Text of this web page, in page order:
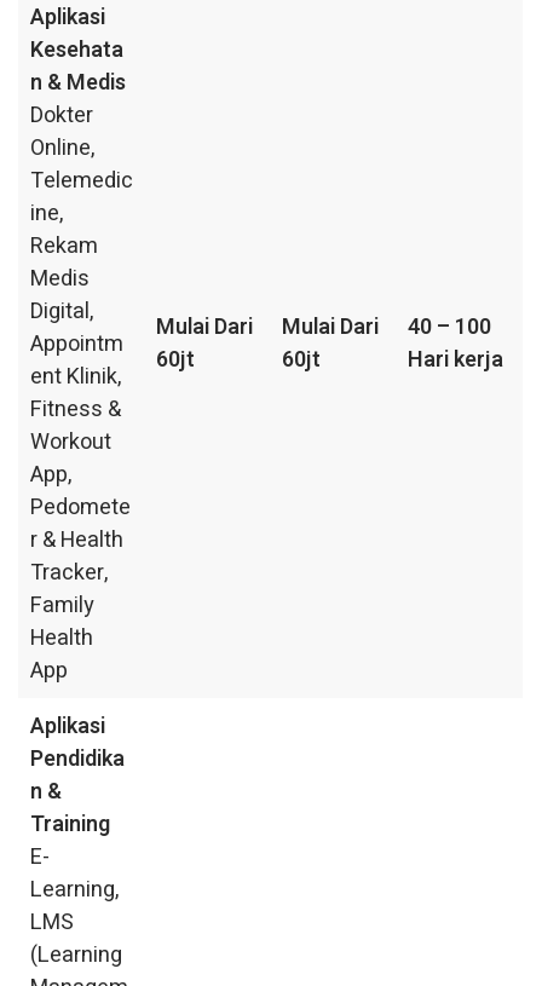
Aplikasi
Kesehata
n & Medis
Dokter
Online,
Telemedic
ine,
Rekam
Medis
Digital,
Appointm
ent Klinik,
Fitness &
Workout
App,
Pedomete
r & Health
Tracker,
Family
Health
App
Mulai Dari
60jt
Mulai Dari
60jt
40 – 100
Hari kerja
Aplikasi
Pendidika
n &
Training
E-
Learning,
LMS
(Learning